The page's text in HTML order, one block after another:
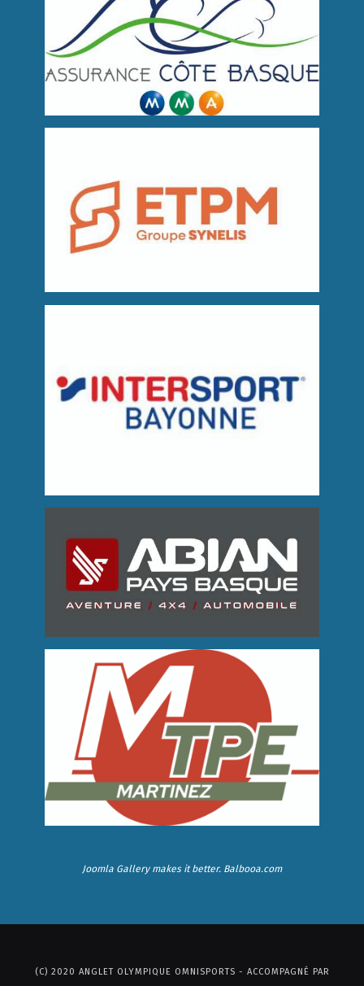
Joomla Gallerymakes it better. Balbooa.com
(C) 2020 ANGLET OLYMPIQUE OMNISPORTS - ACCOMPAGNÉ PAR